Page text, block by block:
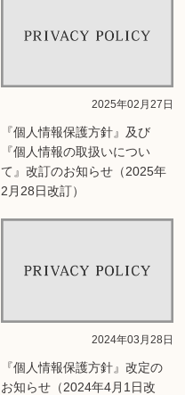
2025年02月27日
『個人情報保護方針』及び
『個人情報の取扱いについ
て』改訂のお知らせ（2025年
2月28日改訂）
2024年03月28日
『個人情報保護方針』改定の
お知らせ（2024年4月1日改